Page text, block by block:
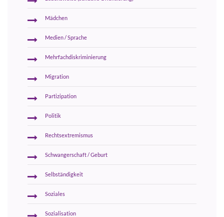
Mädchen
Medien / Sprache
Mehrfachdiskriminierung
Migration
Partizipation
Politik
Rechtsextremismus
Schwangerschaft / Geburt
Selbständigkeit
Soziales
Sozialisation